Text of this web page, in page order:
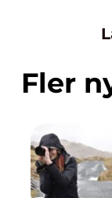
Fler